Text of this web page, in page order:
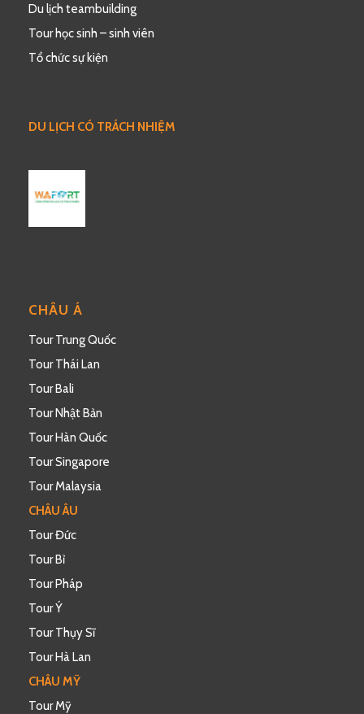
Du lịch teambuilding
Tour học sinh – sinh viên
Tổ chức sự kiện
DU LỊCH CÓ TRÁCH NHIỆM
CHÂU Á
Tour Trung Quốc
Tour Thái Lan
Tour Bali
Tour Nhật Bản
Tour Hàn Quốc
Tour Singapore
Tour Malaysia
CHÂU ÂU
Tour Đức
Tour Bỉ
Tour Pháp
Tour Ý
Tour Thụy Sĩ
Tour Hà Lan
CHÂU MỸ
Tour Mỹ